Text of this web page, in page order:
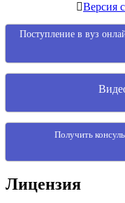
Версия
Поступление в вуз
Получить
Лицензия